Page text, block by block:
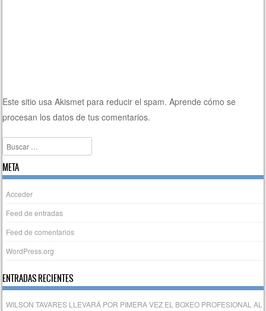
Este sitio usa Akismet para reducir el spam.Aprende cómo se
procesan los datos de tus comentarios.
Buscar
META
Acceder
Feed de entradas
Feed de comentarios
WordPress.org
ENTRADAS RECIENTES
WILSON TAVARES LLEVARÁ POR PIMERA VEZ EL BOXEO PROFESIONAL AL